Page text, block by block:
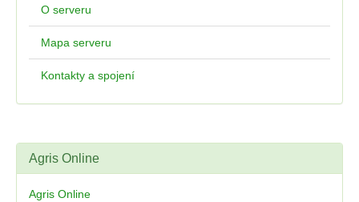
O serveru
Mapa serveru
Kontakty a spojení
Agris Online
Agris Online